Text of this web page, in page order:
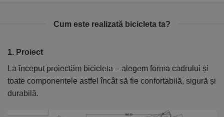
Cum este realizată bicicleta ta?
1. Proiect
La început proiectăm bicicleta – alegem forma cadrului și
toate componentele astfel încât să fie confortabilă, sigură și
durabilă.